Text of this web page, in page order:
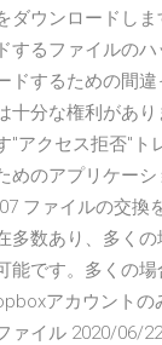
ダウンロードし
するファイルの
ドするための間
十分な権利があ
"アクセス拒否"ト
めのアプリケー
ファイルの交換
多数あり、多く
能です。多くの
アカウント
ァイル 2020/06/22